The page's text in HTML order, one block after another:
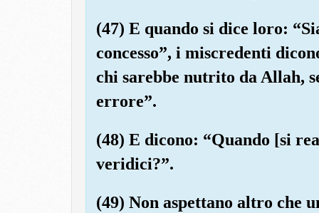
(47) E quando si dice loro:
concesso”, i miscredenti
chi sarebbe nutrito da Allah,
errore”.
(48) E dicono: “Quando [si
veridici?”.
(49) Non aspettano altro che